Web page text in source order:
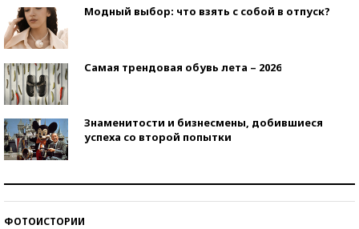
Модный выбор: что взять с собой в отпуск?
Самая трендовая обувь лета – 2026
Знаменитости и бизнесмены, добившиеся
успеха со второй попытки
ФОТОИСТОРИИ